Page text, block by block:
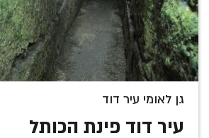
גן לאומי עיר דוד
עיר דוד פינת הכותל